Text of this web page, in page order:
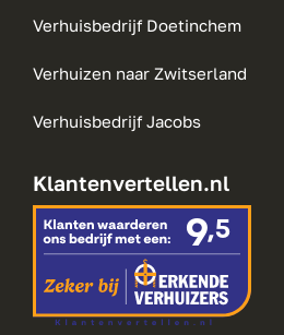
Verhuisbedrijf Doetinchem
Verhuizen naar Zwitserland
Verhuisbedrijf Jacobs
Klantenvertellen.nl